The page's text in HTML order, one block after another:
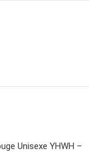
Unisexe YHWH –